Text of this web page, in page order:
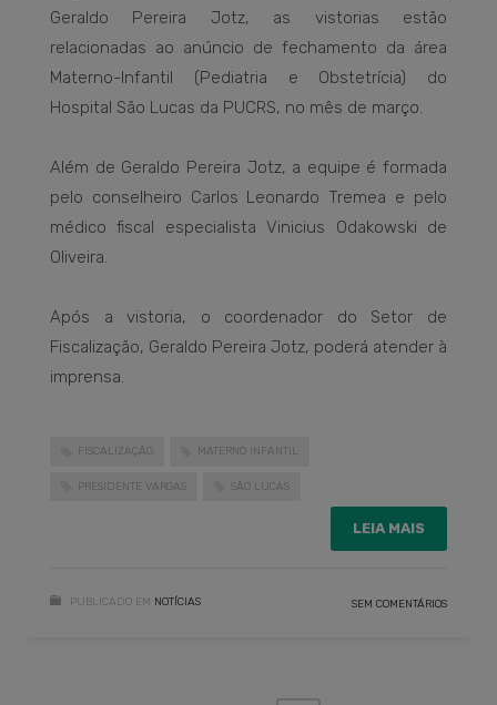
Geraldo Pereira Jotz, as vistorias estão
relacionadas ao anúncio de fechamento da área
Materno-Infantil (Pediatria e Obstetrícia) do
Hospital São Lucas da PUCRS, no mês de março.
Além de Geraldo Pereira Jotz, a equipe é formada
pelo conselheiro Carlos Leonardo Tremea e pelo
médico fiscal especialista Vinicius Odakowski de
Oliveira.
Após a vistoria, o coordenador do Setor de
Fiscalização, Geraldo Pereira Jotz, poderá atender à
imprensa.
FISCALIZAÇÃO MATERNO INFANTIL
PRESIDENTE VARGAS SÃO LUCAS
LEIA MAIS
PUBLICADO EM NOTÍCIAS SEM COMENTÁRIOS